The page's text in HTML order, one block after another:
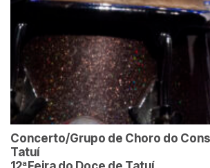
Concerto/Grupo de Choro do
Tatuí